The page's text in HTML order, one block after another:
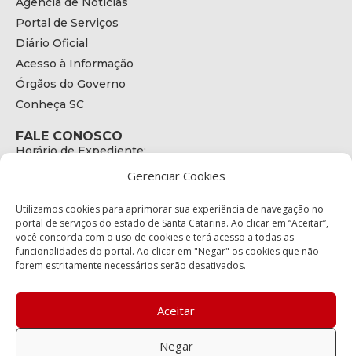
Gerenciar Cookies
Utilizamos cookies para aprimorar sua experiência de navegação no
portal de serviços do estado de Santa Catarina. Ao clicar em “Aceitar”,
você concorda com o uso de cookies e terá acesso a todas as
funcionalidades do portal. Ao clicar em "Negar" os cookies que não
forem estritamente necessários serão desativados.
Aceitar
Negar
Portal de Serviços
Diário Oficial
Acesso à Informação
Órgãos do Governo
Conheça SC
FALE CONOSCO
Horário de Expediente:
E-mail:
secretariaexecutiva@cetran.sc.gov.br
ENDEREÇO
Endereço:
Bairro:
Coqueiros, Florianópolis SC
88.080-160